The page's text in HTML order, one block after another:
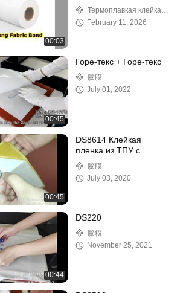
00:03
для текстиля
Термоплавкая клейкая
пленка ТПУ
February 11, 2026
00:45
Горе-текс + Горе-текс
胶膜
July 01, 2022
00:45
DS8614 Клейкая
пленка из ТПУ с
горячим плавлением
胶膜
July 03, 2020
00:44
DS220
胶粉
November 25, 2021